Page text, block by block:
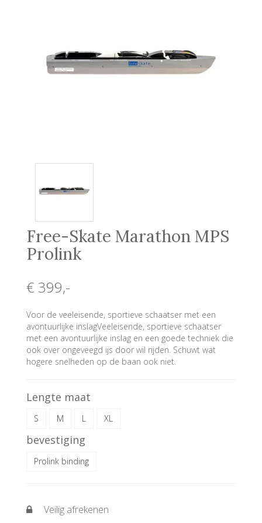
Free-Skate Marathon MPS
Prolink
€ 399,-
Voor de veeleisende, sportieve schaatser met een
avontuurlijke inslagVeeleisende, sportieve schaatser
met een avontuurlijke inslag en een goede techniek die
ook over ongeveegd ijs door wil rijden. Schuwt wat
hogere snelheden op de baan ook niet.
Lengte maat
S M L XL
bevestiging
Prolink binding
Veilig afrekenen